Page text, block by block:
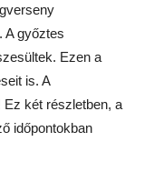
A győztes
Ezen a
is. A
Ez két részletben, a
időpontokban